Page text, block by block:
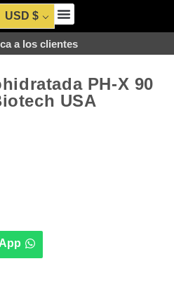
USD $
a los clientes
PH-X 90
USA